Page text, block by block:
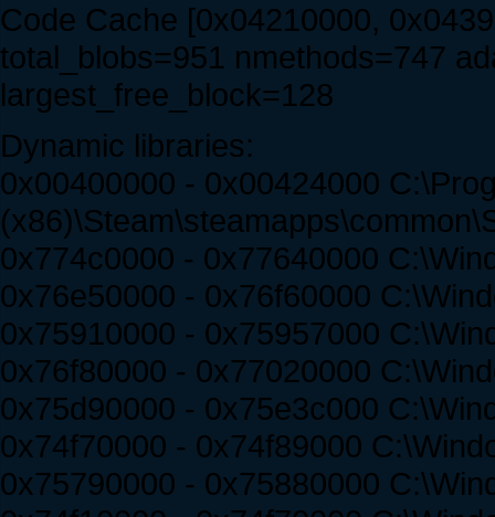
Code Cache [0x04210000,
total_blobs=951 nmethods=747
largest_free_block=128
Dynamic libraries:
0x00400000 - 0x00424000
0x774c0000 - 0x77640000
0x76e50000 - 0x76f60000
0x75910000 - 0x75957000
0x76f80000 - 0x77020000
0x75d90000 - 0x75e3c000
0x74f70000 - 0x74f89000
0x75790000 - 0x75880000